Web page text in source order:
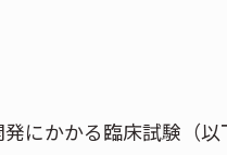
にかかる臨床試験（